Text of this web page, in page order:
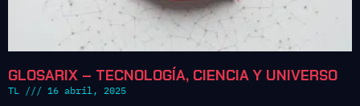
GLOSARIX – TECNOLOGÍA, CIENCIA Y UNIVERSO
TL 16 abril, 2025